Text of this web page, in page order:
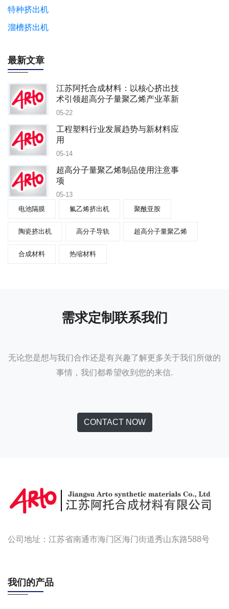
特种挤出机
溜槽挤出机
最新文章
江苏阿托合成材料：以核心挤出技
术引领超高分子量聚乙烯产业革新
05-22
工程塑料行业发展趋势与新材料应
用
05-14
超高分子量聚乙烯制品使用注意事
项
05-13
电池隔膜
氟乙烯挤出机 聚酰亚胺
陶瓷挤出机 高分子导轨 超高分子量聚乙烯
合成材料 热缩材料
需求定制联系我们
无论您是想与我们合作还是有兴趣了解更多关于我们所做的
事情，我们都希望收到您的来信.
CONTACT NOW
公司地址：江苏省南通市海门区海门街道秀山东路588号
我们的产品